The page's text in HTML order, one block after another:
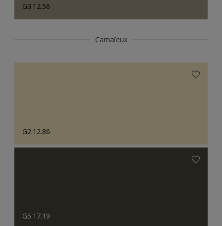
G3.12.56
Camaïeux
G2.12.86
G5.17.19